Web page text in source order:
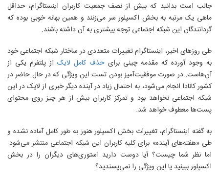
جالب است بدانید که بیش از نصف جمعیت کاربران اینستاگرام، حداقل
ماهی یک مرتبه به بخش اکسپلور سر می‌زنند و همین بهانه خوبی بوده که
گردانندگان این شبکه اجتماعی توجه بیشتری به آن داشته باشند.
طی روزهای اخیر، اینستاگرام تغییرات متعددی در ساختار شبکه اجتماعی خود
به وجود آورده که مقدمه چینی برای حذف کامل لایک از پلتفرم یکی از
آن‌هاست. در صورت موفقیت‌آمیز بودن تست این ویژگی که در حال حاضر در
کشور کانادا انجام می‌شود، به احتمال زیاد در آینده دیگر خبری از لایک در این
شبکه اجتماعی نخواهد بود و تمرکز کاربران بیش از هر چیز روی محتوای
پست‌ها معطوف خواهد شد.
به گفته اینستاگرام، تغییرات بخش اکسپلور هنوز به طور کامل آماده نشده و
طی «هفته‌های آینده» برای کلیه کاربران این شبکه اجتماعی منتشر می‌شود.
اما نظر شما چیست؟ آیا دوست دارید استوری‌های دیگران را در بخش
اکسپلور ببینید یا این ویژگی را نمی‌پسندید؟